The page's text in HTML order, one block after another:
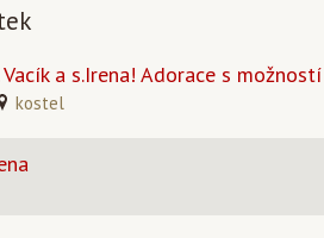
Vacík a s.Irena! Adorace s
kostel